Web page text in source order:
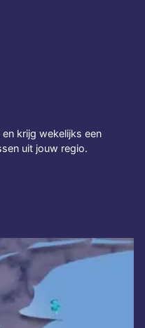
krijg wekelijks een
uit jouw regio.